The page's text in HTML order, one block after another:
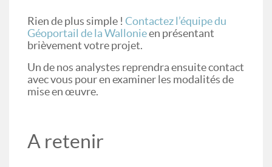
Rien de plus simple ! Contactez l’équipe du
Géoportail de la Wallonieen présentant
brièvement votre projet.
Un de nos analystes reprendra ensuite contact
avec vous pour en examiner les modalités de
mise en œuvre.
A retenir